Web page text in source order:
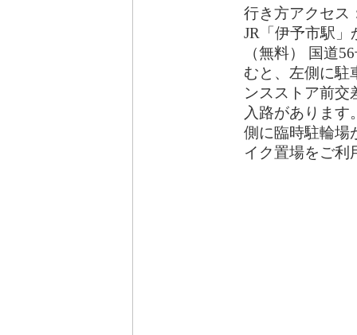
行き方アクセス
JR「伊予市駅
（無料） 国道
むと、左側に駐
ンスストア前交
入路がありま
側に臨時駐輪場
イク置場をご利